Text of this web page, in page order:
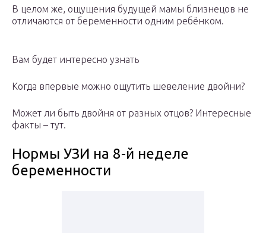
В целом же, ощущения будущей мамы близнецов не
отличаются от беременности одним ребёнком.
Вам будет интересно узнать
Когда впервые можно ощутить шевеление двойни?
Может ли быть двойня от разных отцов? Интересные
факты – тут.
Нормы УЗИ на 8-й неделе
беременности